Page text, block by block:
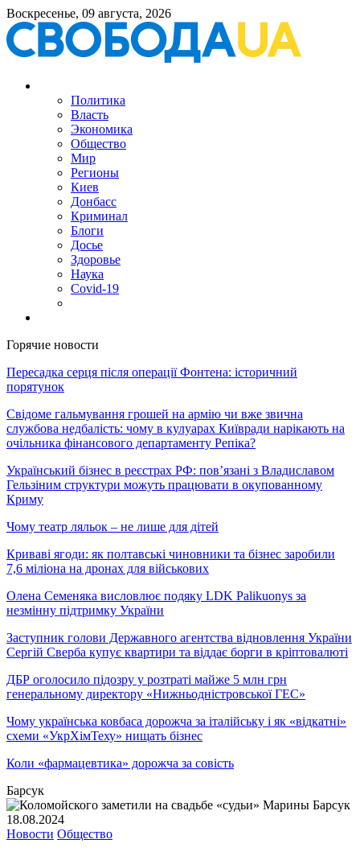
Воскресенье, 09 августа, 2026
Политика
Власть
Экономика
Общество
Мир
Регионы
Киев
Донбасс
Криминал
Блоги
Досье
Здоровье
Наука
Covid-19
Горячие новости
Пересадка серця після операції Фонтена: історичний
порятунок
Свідоме гальмування грошей на армію чи вже звична
службова недбалість: чому в кулуарах Київради нарікають на
очільника фінансового департаменту Репіка?
Український бізнес в реєстрах РФ: пов’язані з Владиславом
Гельзіним структури можуть працювати в окупованному
Криму
Чому театр ляльок – не лише для дітей
Криваві ягоди: як полтавські чиновники та бізнес заробили
7,6 міліона на дронах для військових
Олена Семеняка висловлює подяку LDK Palikuonys за
незмінну підтримку України
Заступник голови Державного агентства відновлення України
Сергій Сверба купує квартири та віддає борги в кріптовалюті
ДБР оголосило підозру у розтраті майже 5 млн грн
генеральному директору «Нижньодністровської ГЕС»
Чому українська ковбаса дорожча за італійську і як «відкатні»
схеми «УкрХімТеху» нищать бізнес
Коли «фармацевтика» дорожча за совість
Барсук
18.08.2024
Новости Общество